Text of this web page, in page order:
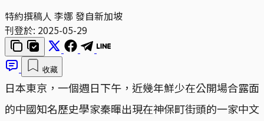
特約撰稿人 李娜 發自新加坡
刊登於: 2025-05-29
收藏
日本東京，一個週日下午，近幾年鮮少在公開場合露面
的中國知名歷史學家秦暉出現在神保町街頭的一家中文